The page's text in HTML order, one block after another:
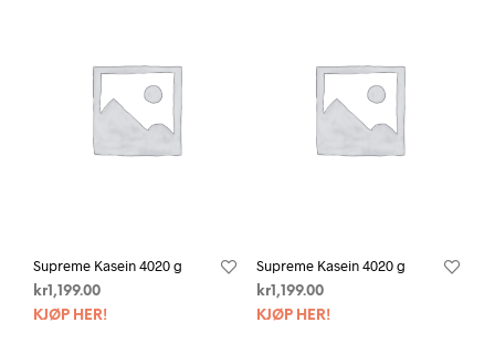
Supreme Kasein 4020 g
kr1,199.00
KJØP HER!
Supreme Kasein 4020 g
kr1,199.00
KJØP HER!